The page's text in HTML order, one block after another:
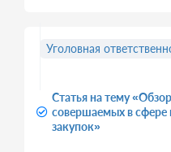
Статья на тему
совершаемых в сфере
закупок»
Уголовная